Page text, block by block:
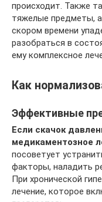
происходит. Также
тяжелые предметы, а
скором времени
разобраться в
ему комплексное
Как
Эффективные
Если скачок
медикаментозное
посоветует
факторы, наладить
При хронической
лечение, которое